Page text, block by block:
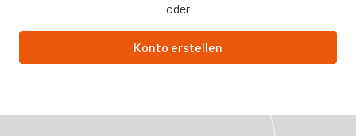
oder
Konto erstellen